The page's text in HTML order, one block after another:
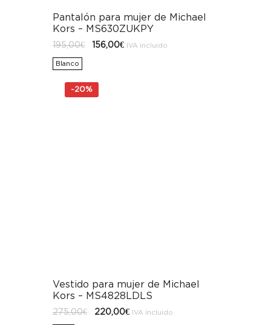
Pantalón para mujer de Michael
Kors – MS630ZUKPY
195,00€
El156,00€ElIVA incluido
Blanco
-20%
Vestido para mujer de Michael
Kors – MS4828LDLS
275,00€
El
precio
220,00€ElIVA incluido